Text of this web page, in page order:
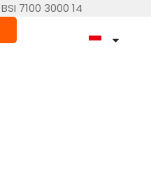
BSI 7100 3000 14